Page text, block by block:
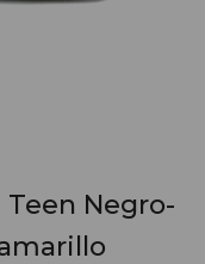
Negro-